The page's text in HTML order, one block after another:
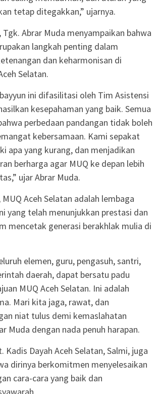
tetap ditegakkan,” ujarnya.
Tgk. Abrar Muda menyampaikan bahwa
langkah penting dalam
dan keharmonisan di
Selatan.
ini difasilitasi oleh Tim Asistensi
kesepahaman yang baik. Semua
perbedaan pandangan tidak boleh
kebersamaan. Kami sepakat
apa yang kurang, dan menjadikan
berharga agar MUQ ke depan lebih
ujar Abrar Muda.
Aceh Selatan adalah lembaga
yang telah menunjukkan prestasi dan
mencetak generasi berakhlak mulia di
elemen, guru, pengasuh, santri,
daerah, dapat bersatu padu
MUQ Aceh Selatan. Ini adalah
Mari kita jaga, rawat, dan
niat tulus demi kemaslahatan
Muda dengan nada penuh harapan.
Kadis Dayah Aceh Selatan, Salmi, juga
dirinya berkomitmen menyelesaikan
cara-cara yang baik dan